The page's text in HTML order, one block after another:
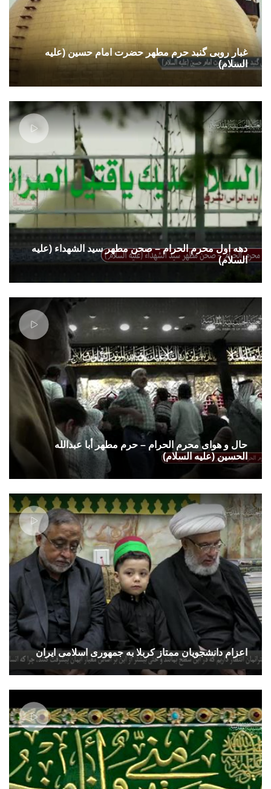
غبار روبی گنبد حرم مطهر حضرت امام حسین (علیه
السلام)
دهه اول محرم الحرام – صحن مطهر سید الشهداء (علیه
السلام)
حال و هوای محرم الحرام – حرم مطهر أبا عبدالله
الحسین (علیه السلام)
اعزام دانشجویان ممتاز کربلا به جمهوری اسلامی ایران